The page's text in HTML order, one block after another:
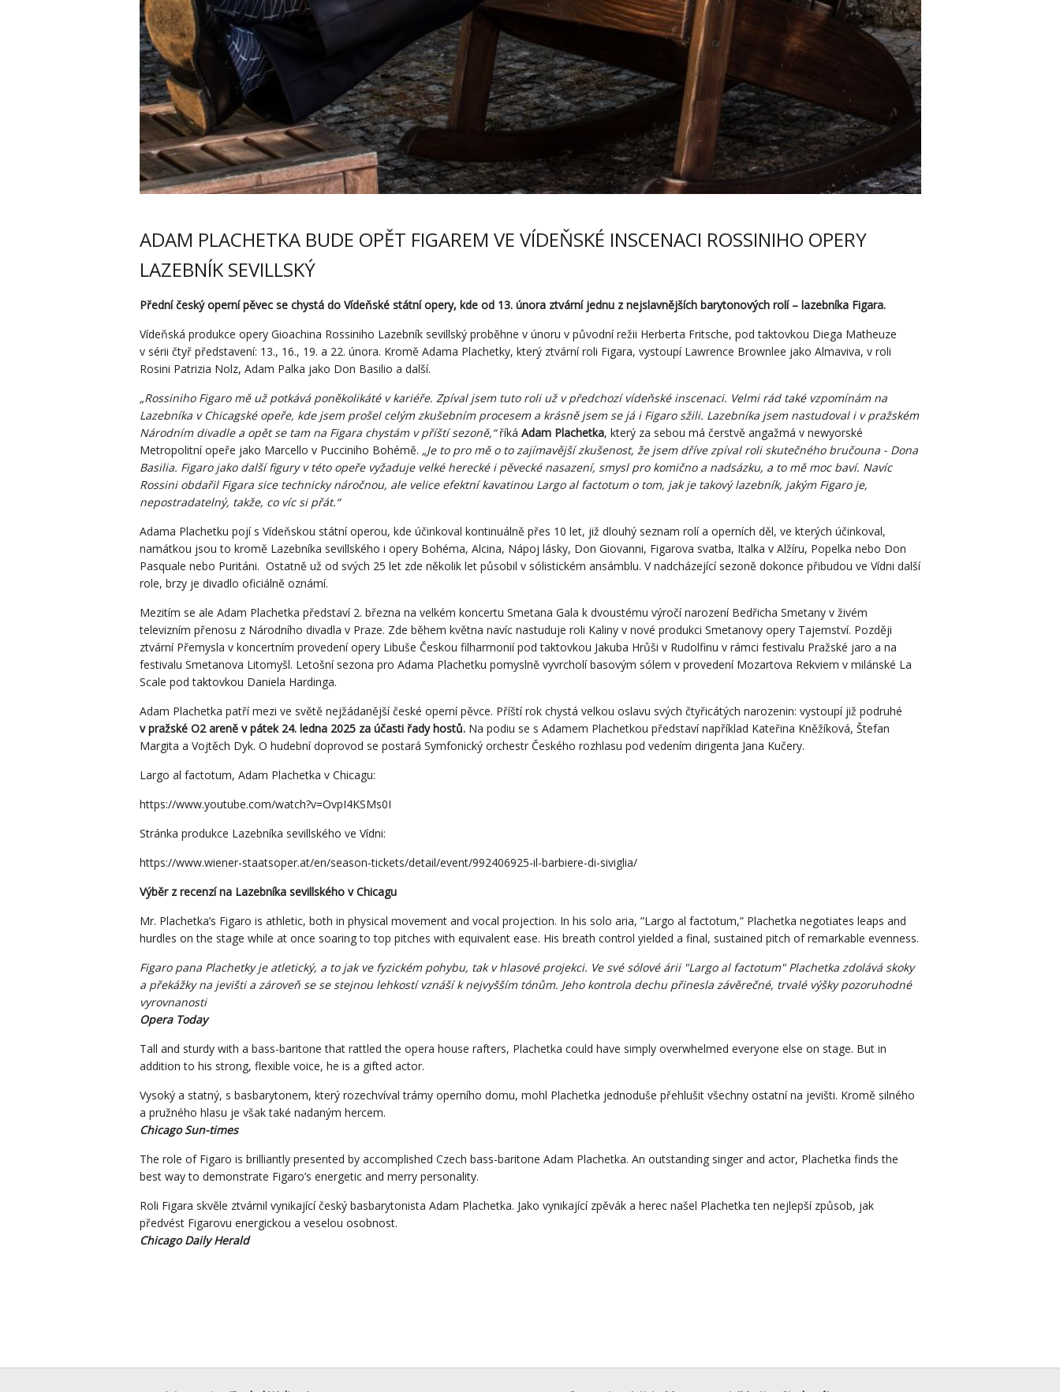
ADAM PLACHETKA BUDE OPĚT FIGAREM VE VÍDEŇSKÉ INSCENACI ROSSINIHO OPERY
LAZEBNÍK SEVILLSKÝ
Přední český operní pěvec se chystá do Vídeňské státní opery, kde od 13. února ztvární jednu z nejslavnějších barytonových rolí – lazebníka Figara.
Vídeňská produkce opery Gioachina Rossiniho Lazebník sevillský proběhne v únoru v původní režii Herberta Fritsche, pod taktovkou Diega Matheuze
v sérii čtyř představení: 13., 16., 19. a 22. února. Kromě Adama Plachetky, který ztvární roli Figara, vystoupí Lawrence Brownlee jako Almaviva, v roli
Rosini Patrizia Nolz, Adam Palka jako Don Basilio a další.
„Rossiniho Figaro mě už potkává poněkolikáté v kariéře. Zpíval jsem tuto roli už v předchozí vídeňské inscenaci. Velmi rád také vzpomínám na
Lazebníka v Chicagské opeře, kde jsem prošel celým zkušebním procesem a krásně jsem se já i Figaro sžili. Lazebníka jsem nastudoval i v pražském
Národním divadle a opět se tam na Figara chystám v příští sezoně,“říká Adam Plachetka, který za sebou má čerstvě angažmá v newyorské
Metropolitní opeře jako Marcello v Pucciniho Bohémě. „Je to pro mě o to zajímavější zkušenost, že jsem dříve zpíval roli skutečného bručouna - Dona
Basilia. Figaro jako další figury v této opeře vyžaduje velké herecké i pěvecké nasazení, smysl pro komično a nadsázku, a to mě moc baví. Navíc
Rossini obdařil Figara sice technicky náročnou, ale velice efektní kavatinou Largo al factotum o tom, jak je takový lazebník, jakým Figaro je,
nepostradatelný, takže, co víc si přát.“
Adama Plachetku pojí s Vídeňskou státní operou, kde účinkoval kontinuálně přes 10 let, již dlouhý seznam rolí a operních děl, ve kterých účinkoval,
namátkou jsou to kromě Lazebníka sevillského i opery Bohéma, Alcina, Nápoj lásky, Don Giovanni, Figarova svatba, Italka v Alžíru, Popelka nebo Don
Pasquale nebo Puritáni. Ostatně už od svých 25 let zde několik let působil v sólistickém ansámblu. V nadcházející sezoně dokonce přibudou ve Vídni další
role, brzy je divadlo oficiálně oznámí.
Mezitím se ale Adam Plachetka představí 2. března na velkém koncertu Smetana Gala k dvoustému výročí narození Bedřicha Smetany v živém
televizním přenosu z Národního divadla v Praze. Zde během května navíc nastuduje roli Kaliny v nové produkci Smetanovy opery Tajemství. Později
ztvární Přemysla v koncertním provedení opery Libuše Českou filharmonií pod taktovkou Jakuba Hrůši v Rudolfinu v rámci festivalu Pražské jaro a na
festivalu Smetanova Litomyšl. Letošní sezona pro Adama Plachetku pomyslně vyvrcholí basovým sólem v provedení Mozartova Rekviem v milánské La
Scale pod taktovkou Daniela Hardinga.
Adam Plachetka patří mezi ve světě nejžádanější české operní pěvce. Příští rok chystá velkou oslavu svých čtyřicátých narozenin: vystoupí již podruhé
v pražské O2 areně v pátek 24. ledna 2025 za účasti řady hostů. Na podiu se s Adamem Plachetkou představí například Kateřina Kněžíková, Štefan
Margita a Vojtěch Dyk. O hudební doprovod se postará Symfonický orchestr Českého rozhlasu pod vedením dirigenta Jana Kučery.
Largo al factotum, Adam Plachetka v Chicagu:
https://www.youtube.com/watch?v=OvpI4KSMs0I
Stránka produkce Lazebníka sevillského ve Vídni:
https://www.wiener-staatsoper.at/en/season-tickets/detail/event/992406925-il-barbiere-di-siviglia/
Výběr z recenzí na Lazebníka sevillského v Chicagu
Mr. Plachetka’s Figaro is athletic, both in physical movement and vocal projection. In his solo aria, ”Largo al factotum,” Plachetka negotiates leaps and
hurdles on the stage while at once soaring to top pitches with equivalent ease. His breath control yielded a final, sustained pitch of remarkable evenness.
Figaro pana Plachetky je atletický, a to jak ve fyzickém pohybu, tak v hlasové projekci. Ve své sólové árii "Largo al factotum" Plachetka zdolává skoky
a překážky na jevišti a zároveň se se stejnou lehkostí vznáší k nejvyšším tónům. Jeho kontrola dechu přinesla závěrečné, trvalé výšky pozoruhodné
vyrovnanosti
Opera Today
Tall and sturdy with a bass-baritone that rattled the opera house rafters, Plachetka could have simply overwhelmed everyone else on stage. But in
addition to his strong, flexible voice, he is a gifted actor.
Vysoký a statný, s basbarytonem, který rozechvíval trámy operního domu, mohl Plachetka jednoduše přehlušit všechny ostatní na jevišti. Kromě silného
a pružného hlasu je však také nadaným hercem.
Chicago Sun-times
The role of Figaro is brilliantly presented by accomplished Czech bass-baritone Adam Plachetka. An outstanding singer and actor, Plachetka finds the
best way to demonstrate Figaro’s energetic and merry personality.
Roli Figara skvěle ztvárnil vynikající český basbarytonista Adam Plachetka. Jako vynikající zpěvák a herec našel Plachetka ten nejlepší způsob, jak
předvést Figarovu energickou a veselou osobnost.
Chicago Daily Herald